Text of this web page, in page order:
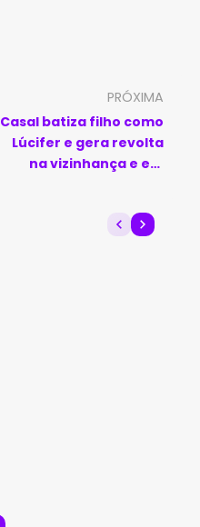
PRÓXIMA
Casal batiza filho como
Lúcifer e gera revolta
na vizinhança e em